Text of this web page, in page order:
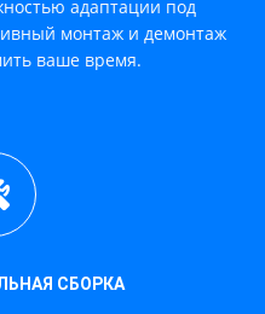
адаптации под
монтаж и демонтаж
ваше время.
СБОРКА